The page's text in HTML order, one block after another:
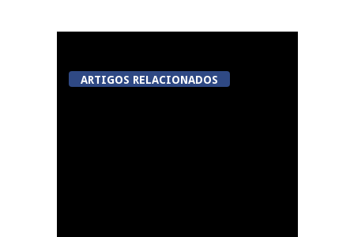
ARTIGOS RELACIONADOS